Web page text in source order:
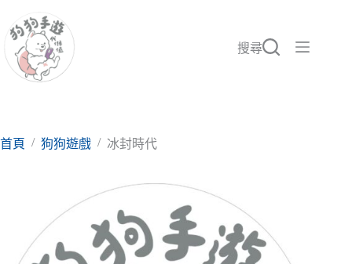
至
要
搜尋
首頁 / 狗狗遊戲 / 冰封時代